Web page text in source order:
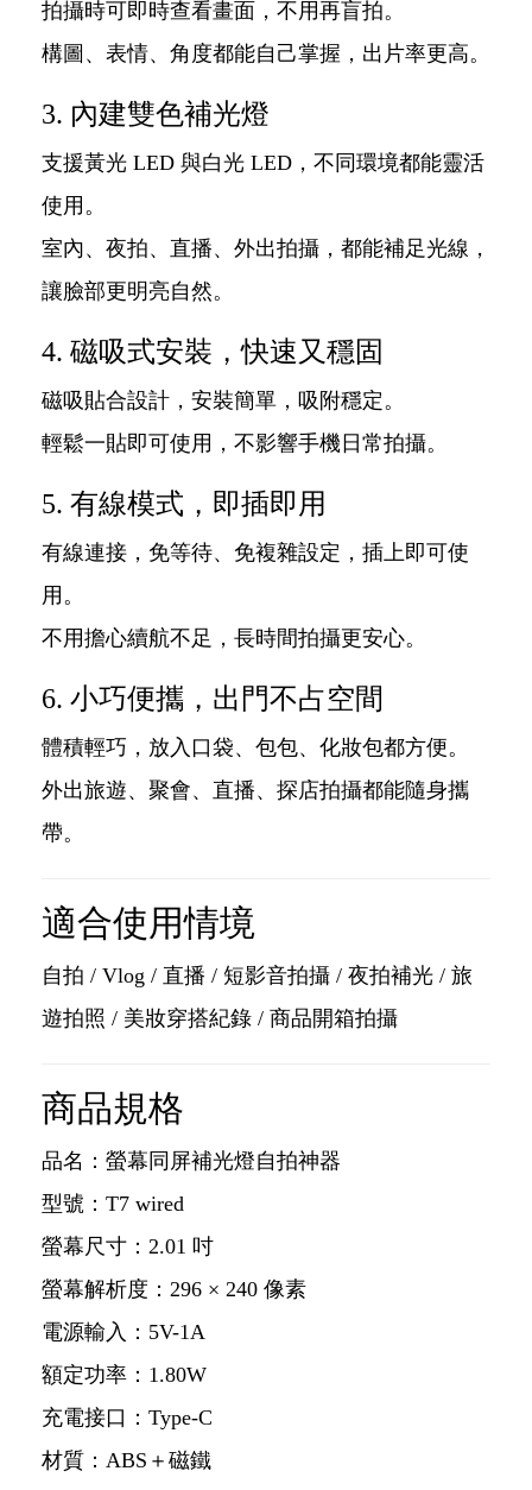
拍攝時可即時查看畫面，不用再盲拍。
構圖、表情、角度都能自己掌握，出片率更高。
3. 內建雙色補光燈
支援黃光 LED 與白光 LED，不同環境都能靈活
使用。
室內、夜拍、直播、外出拍攝，都能補足光線，
讓臉部更明亮自然。
4. 磁吸式安裝，快速又穩固
磁吸貼合設計，安裝簡單，吸附穩定。
輕鬆一貼即可使用，不影響手機日常拍攝。
5. 有線模式，即插即用
有線連接，免等待、免複雜設定，插上即可使
用。
不用擔心續航不足，長時間拍攝更安心。
6. 小巧便攜，出門不占空間
體積輕巧，放入口袋、包包、化妝包都方便。
外出旅遊、聚會、直播、探店拍攝都能隨身攜
帶。
適合使用情境
自拍 / Vlog / 直播 / 短影音拍攝 / 夜拍補光 / 旅
遊拍照 / 美妝穿搭紀錄 / 商品開箱拍攝
商品規格
品名：螢幕同屏補光燈自拍神器
型號：T7 wired
螢幕尺寸：2.01 吋
螢幕解析度：296 × 240 像素
電源輸入：5V-1A
額定功率：1.80W
充電接口：Type-C
材質：ABS＋磁鐵